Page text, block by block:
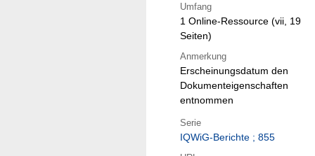
Umfang
1 Online-Ressource (vii, 19
Seiten)
Anmerkung
Erscheinungsdatum den
Dokumenteigenschaften
entnommen
Serie
IQWiG-Berichte ; 855